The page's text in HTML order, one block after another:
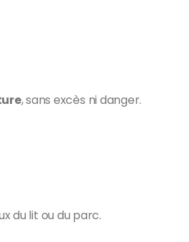
, sans excès ni danger.
du lit ou du parc.